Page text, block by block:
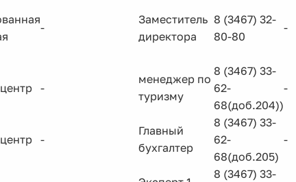
-
Заместитель
директора
8 (3467) 32-
80-80
-
-
менеджер по
туризму
8 (3467) 33-
62-
68(доб.204))
-
-
Главный
бухгалтер
8 (3467) 33-
62-
68(доб.205)
-
8 (3467) 33-